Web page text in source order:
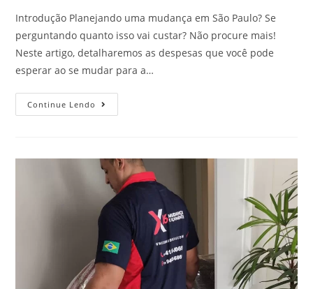
Introdução Planejando uma mudança em São Paulo? Se
perguntando quanto isso vai custar? Não procure mais!
Neste artigo, detalharemos as despesas que você pode
esperar ao se mudar para a…
Continue Lendo